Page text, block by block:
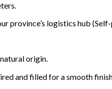
province’s logistics hub
origin.
and filled for a smooth